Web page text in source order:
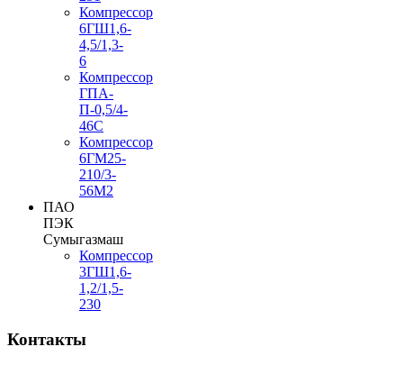
Компрессор
6ГШ1,6-
4,5/1,3-
6
Компрессор
ГПА-
П-0,5/4-
46С
Компрессор
6ГМ25-
210/3-
56М2
ПАО
ПЭК
Сумыгазмаш
Компрессор
3ГШ1,6-
1,2/1,5-
230
Контакты